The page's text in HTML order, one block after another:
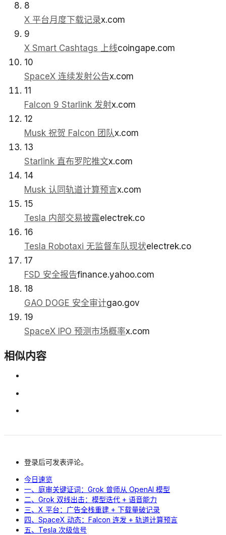
8
X 平台月度下载记录x.com
9
X Smart Cashtags 上线coingape.com
10
SpaceX 连续发射公告x.com
11
Falcon 9 Starlink 发射x.com
12
Musk 祝贺 Falcon 团队x.com
13
Starlink 直布罗陀推文x.com
14
Musk 认同轨道计算预言x.com
15
Tesla 内部交易披露electrek.co
16
Tesla Robotaxi 无监督车队现状electrek.co
17
FSD 安全报告finance.yahoo.com
18
GAO DOGE 安全审计gao.gov
19
SpaceX IPO 预测市场概率x.com
相似内容
登录后可发表评论。
今日速览
一、庭审关键证词：Grok 曾师从 OpenAI 模型
二、Grok 双线出击：模型迭代 + 语音能力
三、X 平台：广告全栈重建 + 下载量破记录
四、SpaceX 动态：Falcon 连发 + 轨道计算预言
五、Tesla 次级信号